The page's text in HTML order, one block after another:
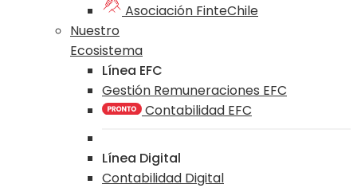
Asociación FinteChile
Nuestro
Ecosistema
Línea EFC
Gestión Remuneraciones EFC
Contabilidad EFC
Línea Digital
Contabilidad Digital